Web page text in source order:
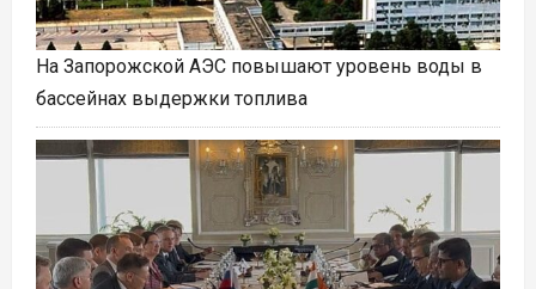
На Запорожской АЭС повышают уровень воды в
бассейнах выдержки топлива